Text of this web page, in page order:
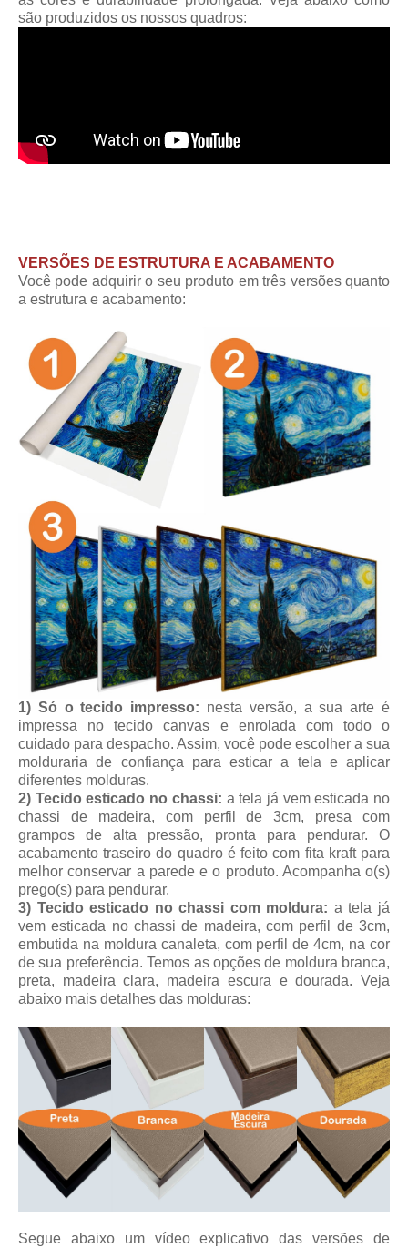
são produzidos os nossos quadros:
VERSÕES DE ESTRUTURA E ACABAMENTO
Você pode adquirir o seu produto em três versões quanto
a estrutura e acabamento:
1) Só o tecido impresso: nesta versão, a sua arte é
impressa no tecido canvas e enrolada com todo o
cuidado para despacho. Assim, você pode escolher a sua
molduraria de confiança para esticar a tela e aplicar
diferentes molduras.
2) Tecido esticado no chassi: a tela já vem esticada no
chassi de madeira, com perfil de 3cm, presa com
grampos de alta pressão, pronta para pendurar. O
acabamento traseiro do quadro é feito com fita kraft para
melhor conservar a parede e o produto. Acompanha o(s)
prego(s) para pendurar.
3) Tecido esticado no chassi com moldura: a tela já
vem esticada no chassi de madeira, com perfil de 3cm,
embutida na moldura canaleta, com perfil de 4cm, na cor
de sua preferência. Temos as opções de moldura branca,
preta, madeira clara, madeira escura e dourada. Veja
abaixo mais detalhes das molduras:
Segue abaixo um vídeo explicativo das versões de